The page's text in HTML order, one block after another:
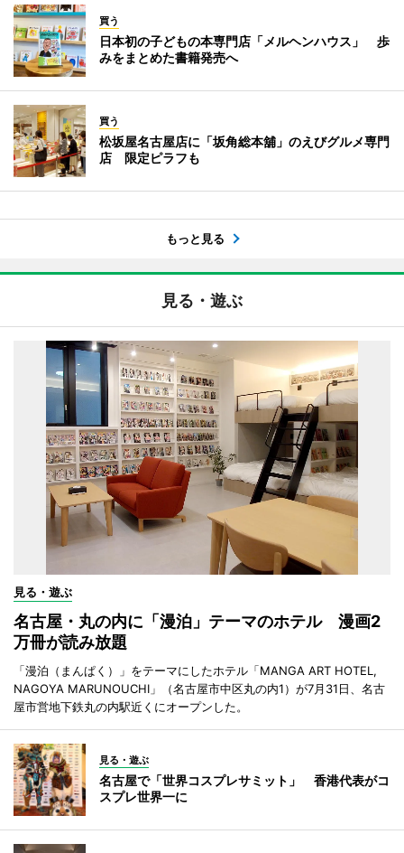
買う
日本初の子どもの本専門店「メルヘンハウス」 歩
みをまとめた書籍発売へ
買う
松坂屋名古屋店に「坂角総本舖」のえびグルメ専門
店 限定ピラフも
もっと見る
見る・遊ぶ
見る・遊ぶ
名古屋・丸の内に「漫泊」テーマのホテル 漫画2
万冊が読み放題
「漫泊（まんぱく）」をテーマにしたホテル「MANGA ART HOTEL,
NAGOYA MARUNOUCHI」（名古屋市中区丸の内1）が7月31日、名古
屋市営地下鉄丸の内駅近くにオープンした。
見る・遊ぶ
名古屋で「世界コスプレサミット」 香港代表がコ
スプレ世界一に